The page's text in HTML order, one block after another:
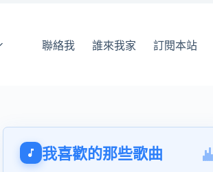
聯絡我 誰來我家 訂閱本站
我喜歡的那些歌曲